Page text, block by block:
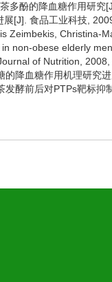
多酚的降血糖作用研究
[J]. 食品工业科技,
Zeimbekis, Christina-
non-obese elderly
of Nutrition, 2008,
降血糖作用机理研究
酵前后对PTPs靶标